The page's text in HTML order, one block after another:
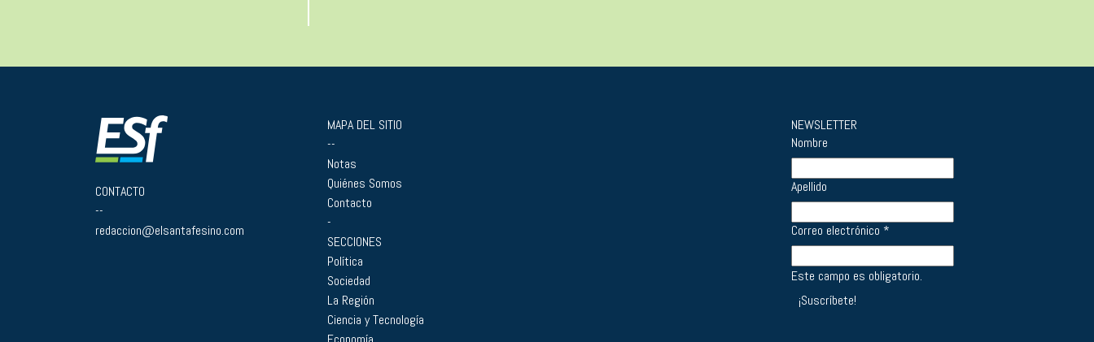
CONTACTO
--
redaccion@elsantafesino.com
MAPA DEL SITIO
--
Notas
Quiénes Somos
Contacto
-
SECCIONES
Política
Sociedad
La Región
Ciencia y Tecnología
NEWSLETTER
Nombre
Apellido
Correo electrónico *
Este campo es obligatorio.